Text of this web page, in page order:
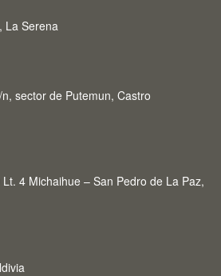
La Serena
sector de Putemun, Castro
4 Michaihue – San Pedro de La Paz,